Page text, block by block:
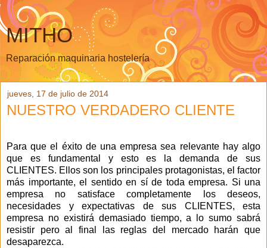
MITHO
Reparación maquinaria hostelería
jueves, 17 de julio de 2014
NUESTRO VERDADERO CLIENTE
Para que el éxito de una empresa sea relevante hay algo
que es fundamental y esto es la demanda de sus
CLIENTES. Ellos son los principales protagonistas, el factor
más importante, el sentido en sí de toda empresa. Si una
empresa no satisface completamente los deseos,
necesidades y expectativas de sus CLIENTES, esta
empresa no existirá demasiado tiempo, a lo sumo sabrá
resistir pero al final las reglas del mercado harán que
desaparezca.